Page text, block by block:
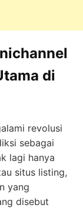
di
revolusi
sebagai
lagi hanya
situs listing,
yang
disebut